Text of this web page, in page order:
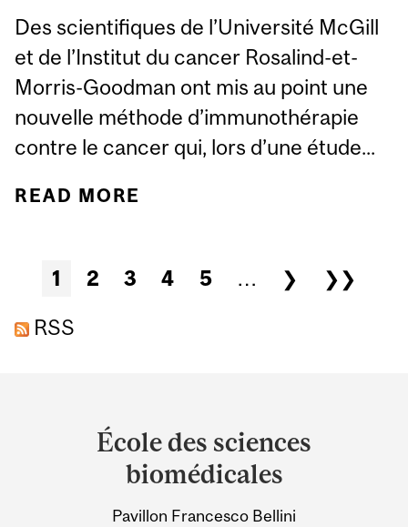
Des scientifiques de l’Université McGill
et de l’Institut du cancer Rosalind-et-
Morris-Goodman ont mis au point une
nouvelle méthode d’immunothérapie
contre le cancer qui, lors d’une étude...
READ MORE
POURRAIENT CONDUIRE
Pages
1 2 3 4 5 … ❯
❯❯
RSS
University
Information
École des sciences
biomédicales
Pavillon Francesco Bellini